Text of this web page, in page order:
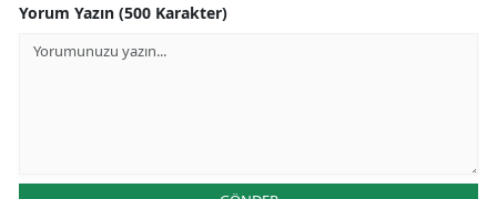
Yorum Yazın (500 Karakter)